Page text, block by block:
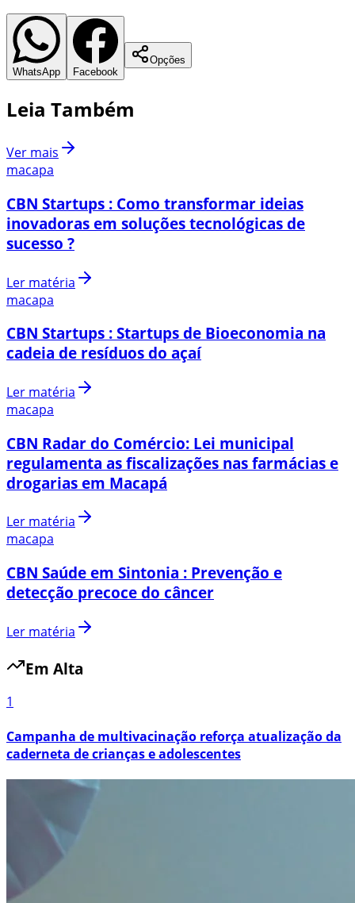
WhatsApp Facebook
Opções
Leia Também
Ver mais
macapa
CBN Startups : Como transformar ideias
inovadoras em soluções tecnológicas de
sucesso ?
Ler matéria
macapa
CBN Startups : Startups de Bioeconomia na
cadeia de resíduos do açaí
Ler matéria
macapa
CBN Radar do Comércio: Lei municipal
regulamenta as fiscalizações nas farmácias e
drogarias em Macapá
Ler matéria
macapa
CBN Saúde em Sintonia : Prevenção e
detecção precoce do câncer
Ler matéria
Em Alta
1
Campanha de multivacinação reforça atualização da
caderneta de crianças e adolescentes